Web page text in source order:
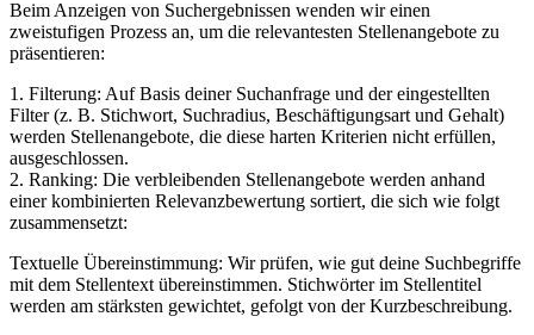
Beim Anzeigen von Suchergebnissen wenden wir einen
zweistufigen Prozess an, um die relevantesten Stellenangebote zu
präsentieren:
1. Filterung: Auf Basis deiner Suchanfrage und der eingestellten
Filter (z. B. Stichwort, Suchradius, Beschäftigungsart und Gehalt)
werden Stellenangebote, die diese harten Kriterien nicht erfüllen,
ausgeschlossen.
2. Ranking: Die verbleibenden Stellenangebote werden anhand
einer kombinierten Relevanzbewertung sortiert, die sich wie folgt
zusammensetzt:
Textuelle Übereinstimmung: Wir prüfen, wie gut deine Suchbegriffe
mit dem Stellentext übereinstimmen. Stichwörter im Stellentitel
werden am stärksten gewichtet, gefolgt von der Kurzbeschreibung.